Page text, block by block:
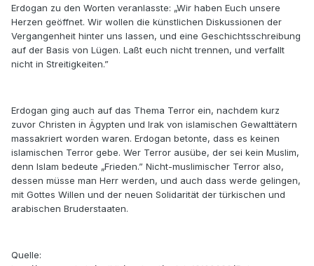
Erdogan zu den Worten veranlasste: „Wir haben Euch unsere
Herzen geöffnet. Wir wollen die künstlichen Diskussionen der
Vergangenheit hinter uns lassen, und eine Geschichtsschreibung
auf der Basis von Lügen. Laßt euch nicht trennen, und verfallt
nicht in Streitigkeiten.”
Erdogan ging auch auf das Thema Terror ein, nachdem kurz
zuvor Christen in Ägypten und Irak von islamischen Gewalttätern
massakriert worden waren. Erdogan betonte, dass es keinen
islamischen Terror gebe. Wer Terror ausübe, der sei kein Muslim,
denn Islam bedeute „Frieden.” Nicht-muslimischer Terror also,
dessen müsse man Herr werden, und auch dass werde gelingen,
mit Gottes Willen und der neuen Solidarität der türkischen und
arabischen Bruderstaaten.
Quelle: